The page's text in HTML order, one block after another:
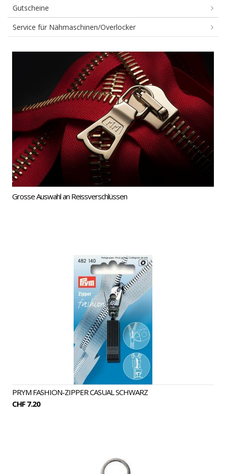
Gutscheine
Service für Nähmaschinen/Overlocker
Reissverschlüsse
Grosse Auswahl an Reissverschlüssen
PRYM FASHION-ZIPPER CASUAL SCHWARZ
CHF 7.20